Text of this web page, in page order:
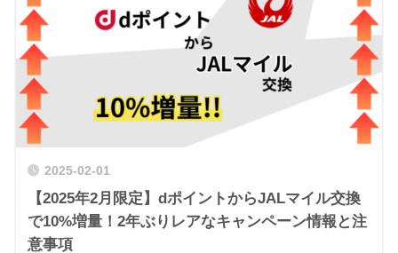
2025-02-01
【2025年2月限定】dポイントからJALマイル交換
で10%増量！2年ぶりレアなキャンペーン情報と注
意事項